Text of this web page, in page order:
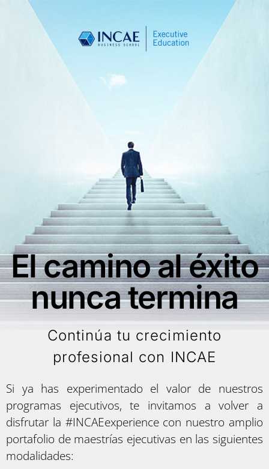
El camino al éxito
nunca termina
Continúa tu crecimiento
profesional con INCAE
Si ya has experimentado el valor de nuestros
programas ejecutivos, te invitamos a volver a
disfrutar la #INCAEexperience con nuestro amplio
portafolio de maestrías ejecutivas en las siguientes
modalidades: